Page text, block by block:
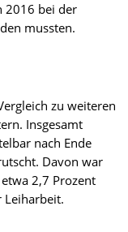
2016 bei der
mussten.
zu weiteren
Insgesamt
nach Ende
Davon war
2,7 Prozent
Leiharbeit.